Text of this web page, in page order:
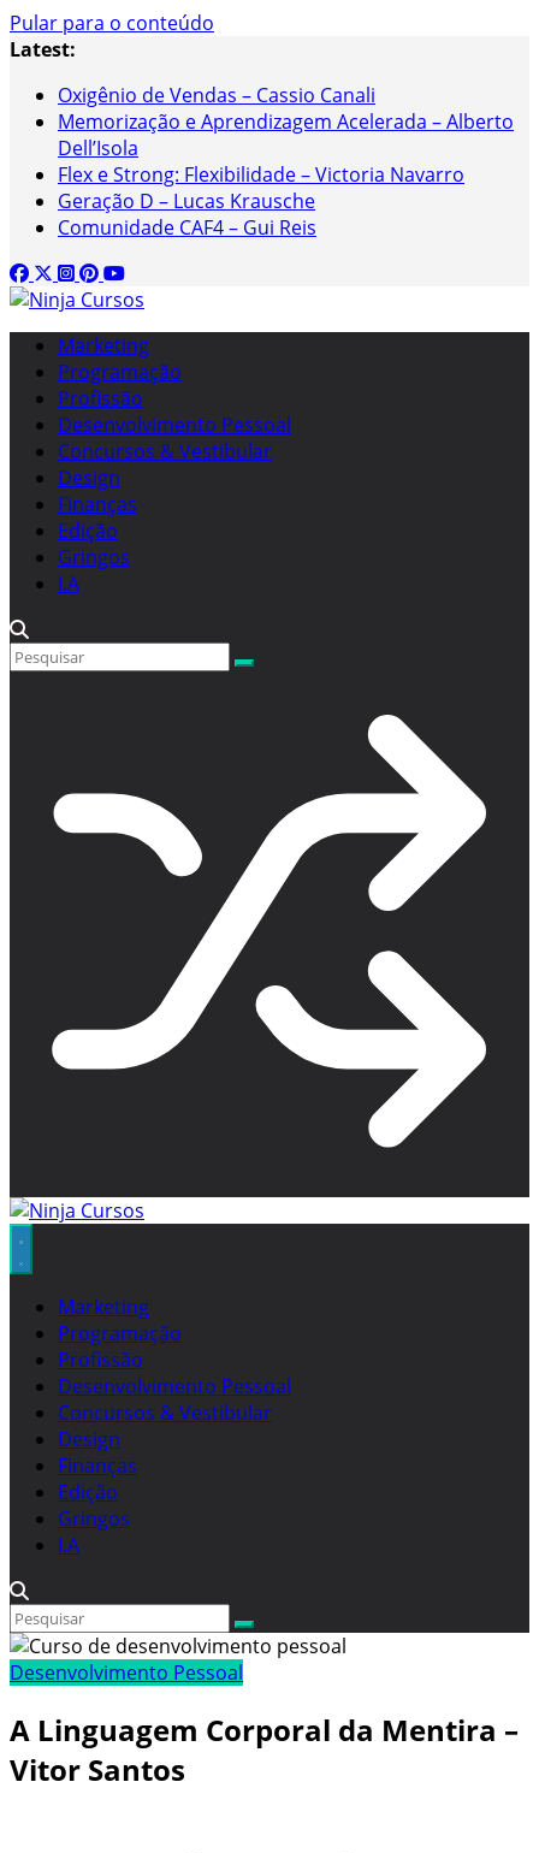
Pular para o conteúdo
Latest:
Oxigênio de Vendas – Cassio Canali
Memorização e Aprendizagem Acelerada – Alberto
Dell’Isola
Flex e Strong: Flexibilidade – Victoria Navarro
Geração D – Lucas Krausche
Comunidade CAF4 – Gui Reis
Marketing
Programação
Profissão
Desenvolvimento Pessoal
Concursos & Vestibular
Design
Finanças
Edição
Gringos
I.A
Marketing
Programação
Profissão
Desenvolvimento Pessoal
Concursos & Vestibular
Design
Finanças
Edição
Gringos
I.A
Desenvolvimento Pessoal
A Linguagem Corporal da Mentira –
Vitor Santos